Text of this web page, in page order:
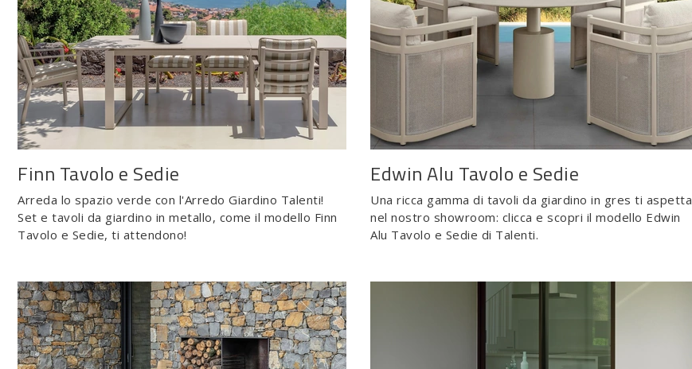
Finn Tavolo e Sedie
Arreda lo spazio verde con l'Arredo Giardino Talenti!
Set e tavoli da giardino in metallo, come il modello Finn
Tavolo e Sedie, ti attendono!
Edwin Alu Tavolo e Sedie
Una ricca gamma di tavoli da giardino in gres ti aspetta
nel nostro showroom: clicca e scopri il modello Edwin
Alu Tavolo e Sedie di Talenti.